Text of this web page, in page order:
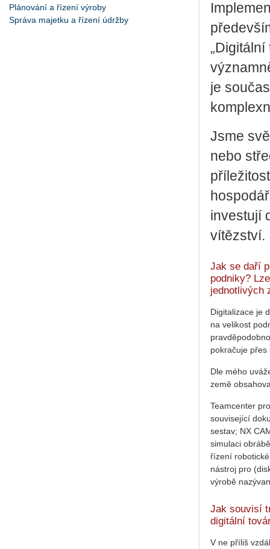
Plánování a řízení výroby
Správa majetku a řízení údržby
je
Jsme
nebo
investují
vítězství.
Jak se daří
podniky?
jednotlivých
Digitalizace je
na velikost
pokračuje
Dle mého
země
Teamcenter
související
sestav; NX
simulaci
řízení
nástroj pro
výrobě
Jak souvisí
digitální
V ne příliš